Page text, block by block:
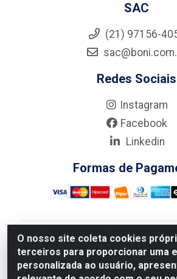
O nosso site coleta cookies
terceiros para proporcionar uma
personalizada ao usuário,
SAC
(21) 97156-
Redes Sociais
Instagram
Facebook
Linkedin
Formas de
Nova Boni Distribuidora de Material de
- Rua Alice Tibiriçá, 330 - Vila Da
Janeiro/RJ - CEP: 21.210-110 -